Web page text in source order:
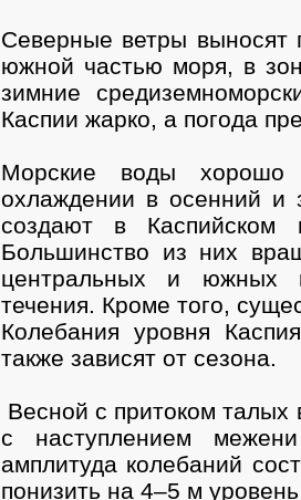
Северные ветры выносят
южной частью моря, в
зимние
Каспии жарко, а погода
Морские воды хорошо
охлаждении в осенний и
создают в Каспийском
Большинство из них
центральных и южных
течения. Кроме того,
Колебания уровня
также зависят от сезона.
Весной с притоком талых
с наступлением
амплитуда колебаний
понизить на 4–5 м